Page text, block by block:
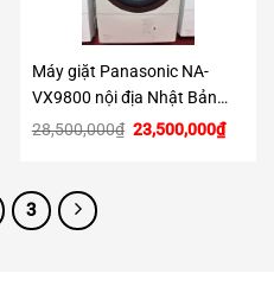
Máy giặt Panasonic NA-
VX9800 nội địa Nhật Bản
hàng lướt
28,500,000₫ Giá
gốc
23,500,000₫Giá
hiện
3